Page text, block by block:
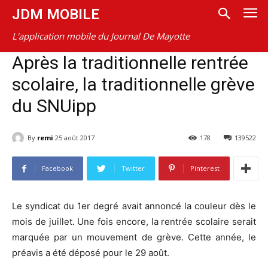
JDM MOBILE
L'application mobile du Journal De Mayotte
Après la traditionnelle rentrée
scolaire, la traditionnelle grève
du SNUipp
By remi 25 août 2017 139522
178
Facebook Twitter Pinterest
Le syndicat du 1er degré avait annoncé la couleur dès le
mois de juillet. Une fois encore, la rentrée scolaire serait
marquée par un mouvement de grève. Cette année, le
préavis a été déposé pour le 29 août.